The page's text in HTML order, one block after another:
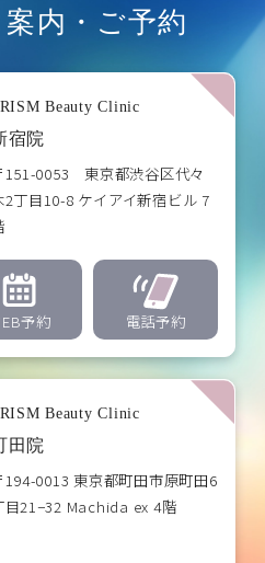
内・ご予約
Beauty Clinic
宿院
151-0053 東京都渋谷区代々
2丁目10-8 ケイアイ新宿ビル 7
予約 電話予約
Beauty Clinic
田院
194-0013 東京都町田市原町田6
目21−32 Machida ex 4階